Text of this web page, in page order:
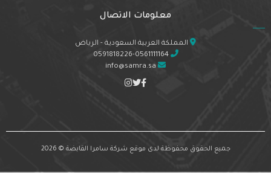
معلومات الاتصال
المملكة العربية السعودية - الرياض
0591818226-0561111164
info@samra.sa
جميع الحقوق محفوظة لدى موقع شركة سامرا القابضة © 2026